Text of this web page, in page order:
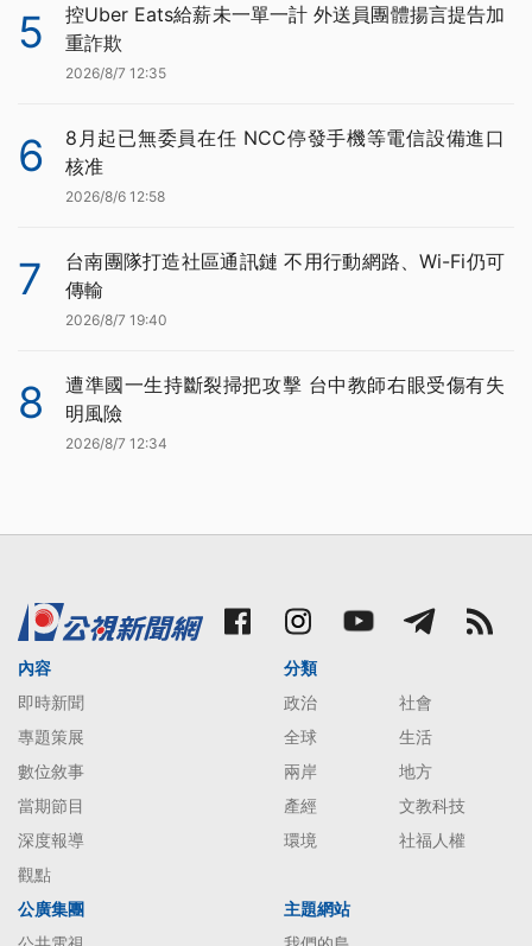
5
控Uber Eats給薪未一單一計 外送員團體揚言提告加
重詐欺
2026/8/7 12:35
6
8月起已無委員在任 NCC停發手機等電信設備進口
核准
2026/8/6 12:58
7
台南團隊打造社區通訊鏈 不用行動網路、Wi-Fi仍可
傳輸
2026/8/7 19:40
8
遭準國一生持斷裂掃把攻擊 台中教師右眼受傷有失
明風險
2026/8/7 12:34
內容
即時新聞
專題策展
數位敘事
當期節目
深度報導
觀點
分類
政治
社會
全球
生活
兩岸
地方
產經
文教科技
環境
社福人權
公廣集團
主題網站